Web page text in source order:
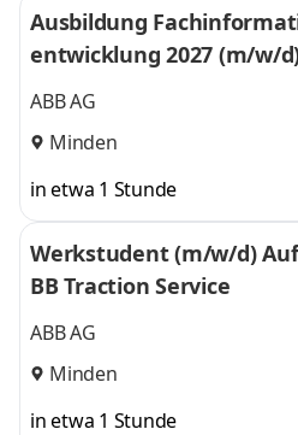
Ausbildung
entwicklung 2027 (m/w/
ABB AG
Minden
in etwa 1 Stunde
Werkstudent (m/w/d)
BB Traction Service
ABB AG
Minden
in etwa 1 Stunde